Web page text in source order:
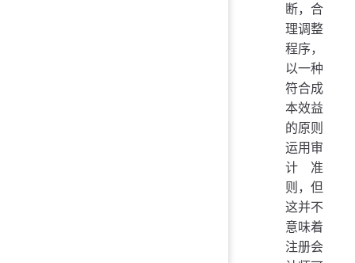
断，合
理调整
程序，
以一种
符合成
本效益
的原则
运用审
计准
则，但
这并不
意味着
注册会